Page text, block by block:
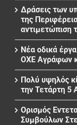
Δράσεις των
της
αντιμετώπιση
Νέα οδικά
ΟΧΕ Αγράφων
Πολύ υψηλός
την Τετάρτη 5
Ορισμός
Συμβούλων